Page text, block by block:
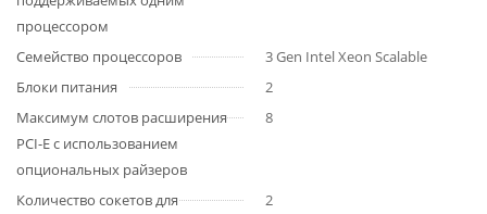
процессором
Семейство процессоров
3 Gen Intel Xeon Scalable
Блоки питания
2
Максимум слотов расширения
PCI-E с использованием
опциональных райзеров
8
Количество сокетов для
2